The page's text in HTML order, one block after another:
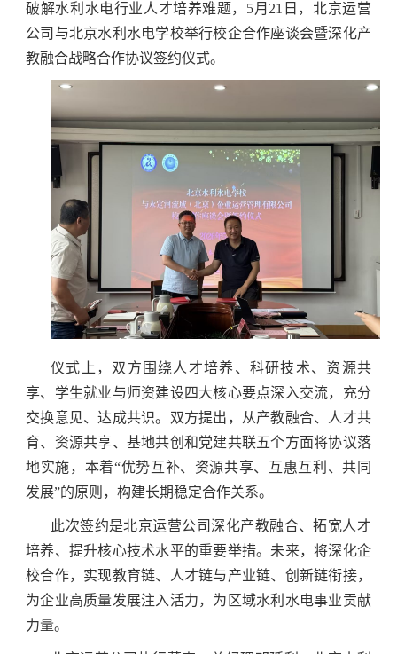
破解水利水电行业人才培养难题，5月21日，北京运营
公司与北京水利水电学校举行校企合作座谈会暨深化产
教融合战略合作协议签约仪式。
仪式上，双方围绕人才培养、科研技术、资源共
享、学生就业与师资建设四大核心要点深入交流，充分
交换意见、达成共识。双方提出，从产教融合、人才共
育、资源共享、基地共创和党建共联五个方面将协议落
地实施，本着“优势互补、资源共享、互惠互利、共同
发展”的原则，构建长期稳定合作关系。
此次签约是北京运营公司深化产教融合、拓宽人才
培养、提升核心技术水平的重要举措。未来，将深化企
校合作，实现教育链、人才链与产业链、创新链衔接，
为企业高质量发展注入活力，为区域水利水电事业贡献
力量。